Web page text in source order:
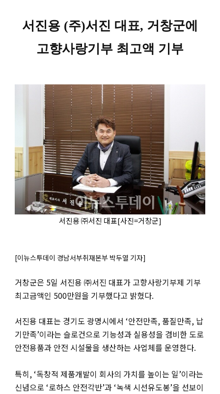
서진용 (주)서진 대표, 거창군에
고향사랑기부 최고액 기부
서진용 ㈜서진 대표[사진=거창군]
[이뉴스투데이 경남서부취재본부 박두열 기자]
거창군은 5일 서진용 ㈜서진 대표가 고향사랑기부제 기부
최고금액인 500만원을 기부했다고 밝혔다.
서진용 대표는 경기도 광명시에서 ‘안전만족, 품질만족, 납
기만족’이라는 슬로건으로 기능성과 실용성을 겸비한 도로
안전용품과 안전 시설물을 생산하는 사업체를 운영한다.
특히, ‘독창적 제품개발이 회사의 가치를 높이는 일’이라는
신념으로 ‘로하스 안전각반’과 ‘녹색 시선유도봉’을 선보이